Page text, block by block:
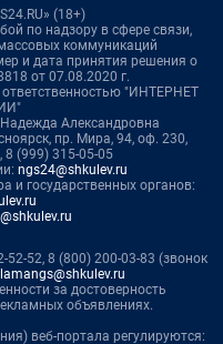
(18+)
по надзору в сфере связи,
коммуникаций
и дата принятия решения о
от 07.08.2020 г.
"ИНТЕРНЕТ
Александровна
пр. Мира, 94, оф. 230,
8 (999) 315-05-05
ngs24@shkulev.ru
и государственных органов:
52, 8 (800) 200-03-83 (звонок
за достоверность
объявлениях.
веб-портала регулируются: